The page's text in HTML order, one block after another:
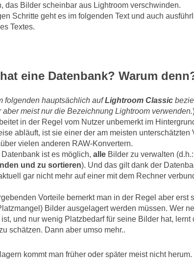
das Bilder scheinbar aus Lightroom verschwinden.
Schritte geht es im folgenden Text und auch
Textes.
eine Datenbank? Warum
folgenden hauptsächlich aufLightroom Classic
meist nur die Bezeichnung Lightroom verwenden.
in der Regel vom Nutzer unbemerkt im
abläuft, ist sie einer der am meisten unterschätzten
vielen anderen RAW-Konvertern.
ist es möglich, alle Bilder zu verwalten
und zu sortieren). Und das gilt dank der
gar nicht mehr auf einer mit dem Rechner
Vorteile bemerkt man in der Regel aber erst
Bilder ausgelagert werden müssen. Wer
und nur wenig Platzbedarf für seine Bilder hat, lernt
schätzen. Dann aber umso mehr..
kommt man früher oder später meist nicht herum.